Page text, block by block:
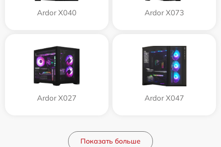
Ardor X040 Ardor X073
Ardor X027 Ardor X047
Показать больше